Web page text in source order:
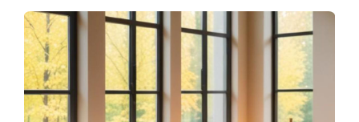
amanecer o al atardecer) cuando la luz es más suave y
cálida.
¿Qué tipo de cámara debo usar para
fotografías inmobiliarias?
No necesitas una cámara profesional; muchas cámaras